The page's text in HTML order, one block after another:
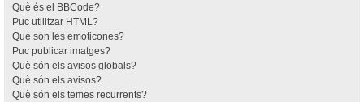
Què és el BBCode?
Puc utilitzar HTML?
Què són les emoticones?
Puc publicar imatges?
Què són els avisos globals?
Què són els avisos?
Què són els temes recurrents?